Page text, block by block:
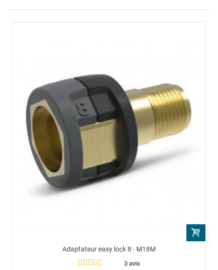
Adaptateur easy lock 8 - M18M
3 avis